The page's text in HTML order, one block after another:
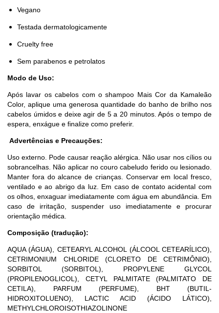
Vegano
Testada dermatologicamente
Cruelty free
Sem parabenos e petrolatos
Modo de Uso:
Após lavar os cabelos com o shampoo Mais Cor da Kamaleão
Color, aplique uma generosa quantidade do banho de brilho nos
cabelos úmidos e deixe agir de 5 a 20 minutos. Após o tempo de
espera, enxágue e finalize como preferir.
Advertências e Precauções:
Uso externo. Pode causar reação alérgica. Não usar nos cílios ou
sobrancelhas. Não aplicar no couro cabeludo ferido ou lesionado.
Manter fora do alcance de crianças. Conservar em local fresco,
ventilado e ao abrigo da luz. Em caso de contato acidental com
os olhos, enxaguar imediatamente com água em abundância. Em
caso de irritação, suspender uso imediatamente e procurar
orientação médica.
Composição (tradução):
AQUA (ÁGUA), CETEARYL ALCOHOL (ÁLCOOL CETEARÍLICO),
CETRIMONIUM CHLORIDE (CLORETO DE CETRIMÔNIO),
SORBITOL (SORBITOL), PROPYLENE GLYCOL
(PROPILENOGLICOL), CETYL PALMITATE (PALMITATO DE
CETILA), PARFUM (PERFUME), BHT (BUTIL-
HIDROXITOLUENO), LACTIC ACID (ÁCIDO LÁTICO),
METHYLCHLOROISOTHIAZOLINONE